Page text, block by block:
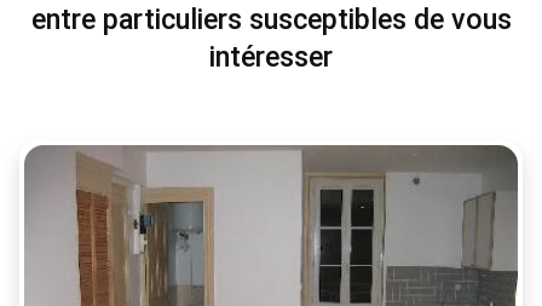
entre particuliers susceptibles de vous
intéresser